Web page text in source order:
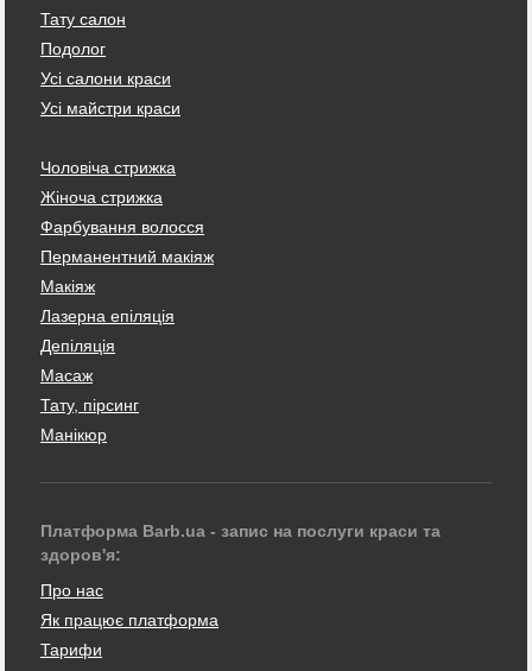
Тату салон
Подолог
Усі салони краси
Усі майстри краси
Чоловіча стрижка
Жіноча стрижка
Фарбування волосся
Перманентний макіяж
Макіяж
Лазерна епіляція
Депіляція
Масаж
Тату, пірсинг
Манікюр
Платформа Barb.ua - запис на послуги краси та
здоров'я:
Про нас
Як працює платформа
Тарифи